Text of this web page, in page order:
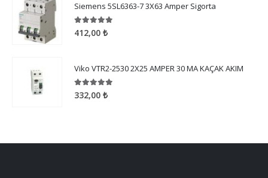
Siemens 5SL6363-7 3X63 Amper Sigorta
5.005 üzerinden
412,00 ₺
Viko VTR2-2530 2X25 AMPER 30 MA KAÇAK AKIM
5.005 üzerinden
332,00 ₺